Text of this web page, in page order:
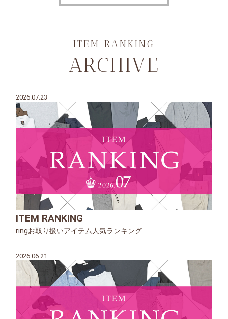
ITEM RANKING
ARCHIVE
2026.07.23
ITEM RANKING
ringお取り扱いアイテム人気ランキング
2026.06.21